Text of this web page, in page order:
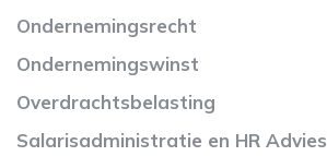
Ondernemingsrecht
Ondernemingswinst
Overdrachtsbelasting
Salarisadministratie en HR Advies